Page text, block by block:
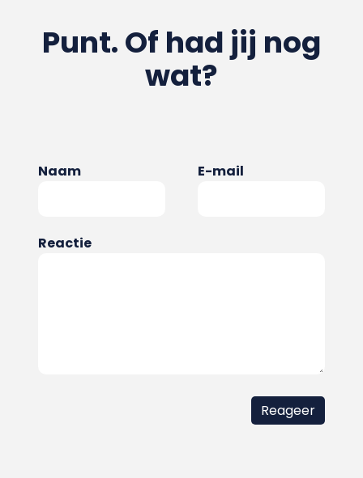
Punt. Of had jij nog
wat?
Naam E-mail
Reactie